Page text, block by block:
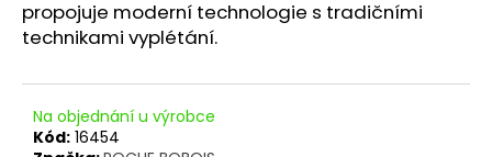
propojuje moderní technologie s tradičními
technikami vyplétání.
Na objednání u výrobce
Kód: 16454
j
e